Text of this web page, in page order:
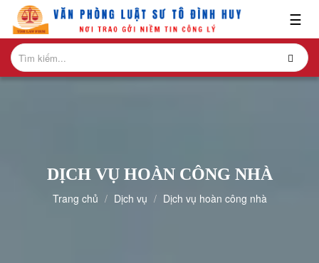
GIỚI
THIỆU
☰
DỊCH VỤ HOÀN CÔNG NHÀ
Trang chủ Dịch vụ Dịch vụ hoàn công nhà